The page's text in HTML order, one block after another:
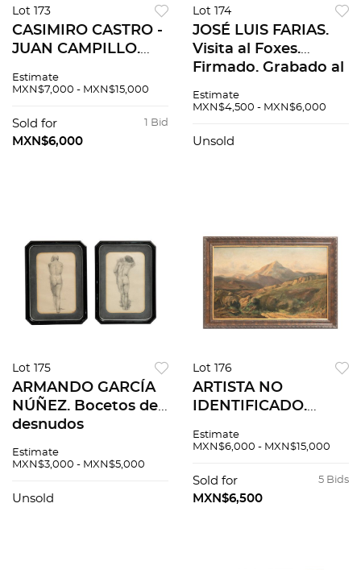
Lot 173
CASIMIRO CASTRO -
JUAN CAMPILLO.
mexicanos. Sin
color. 33 x 45 cm
medidas totales de
Estimate
MXN$7,000 - MXN$15,000
1 Bid
Sold for
MXN$6,000
Lot 174
JOSÉ LUIS FARIAS.
Visita al Foxes.
Firmado. Grabado al
aguatinta Bon à
medidas totales
Estimate
MXN$4,500 - MXN$6,000
Unsold
Lot 175
ARMANDO GARCÍA
NÚÑEZ. Bocetos de
desnudos
Firmados. Lápiz de
Piezas: 2
Estimate
MXN$3,000 - MXN$5,000
Unsold
Lot 176
ARTISTA NO
IDENTIFICADO.
Firmado y fechado
Óleo sobre tela
Estimate
MXN$6,000 - MXN$15,000
5 Bids
Sold for
MXN$6,500